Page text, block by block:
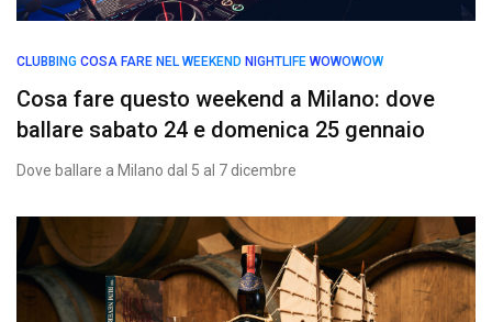
CLUBBING COSA FARE NEL WEEKEND NIGHTLIFE WOWOWOW
Cosa fare questo weekend a Milano: dove
ballare sabato 24 e domenica 25 gennaio
Dove ballare a Milano dal 5 al 7 dicembre